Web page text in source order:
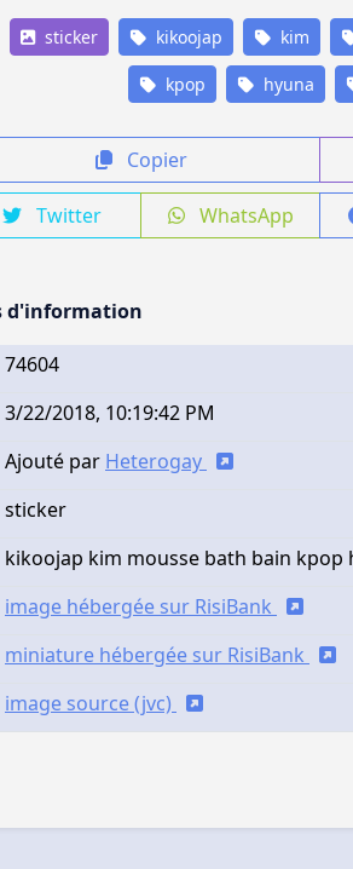
sticker kikoojap kim
kpop hyuna
Copier
Twitter WhatsApp
d'information
74604
3/22/2018, 10:19:42 PM
Ajouté par Heterogay
sticker
kikoojap kim mousse bath bain kpop
image hébergée sur RisiBank
miniature hébergée sur RisiBank
image source (jvc)